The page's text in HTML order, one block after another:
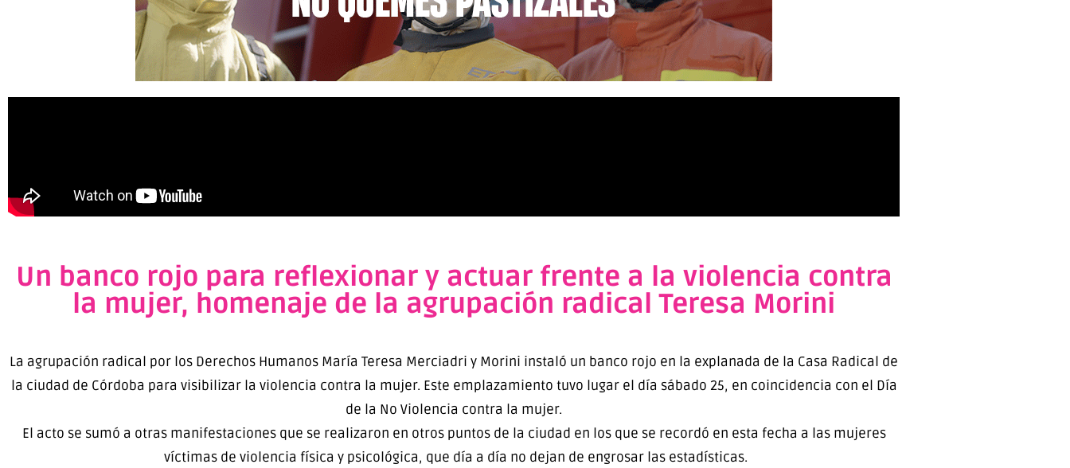
Un banco rojo para reflexionar y actuar frente a la violencia contra
la mujer, homenaje de la agrupación radical Teresa Morini
La agrupación radical por los Derechos Humanos María Teresa Merciadri y Morini instaló un banco rojo en la explanada de la Casa Radical de
la ciudad de Córdoba para visibilizar la violencia contra la mujer. Este emplazamiento tuvo lugar el día sábado 25, en coincidencia con el Día
de la No Violencia contra la mujer.
El acto se sumó a otras manifestaciones que se realizaron en otros puntos de la ciudad en los que se recordó en esta fecha a las mujeres
víctimas de violencia física y psicológica, que día a día no dejan de engrosar las estadísticas.